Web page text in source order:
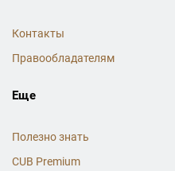
Контакты
Правообладателям
Еще
Полезно знать
CUB Premium